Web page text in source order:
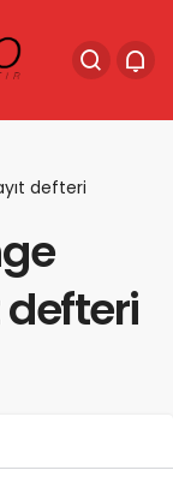
defteri
defteri